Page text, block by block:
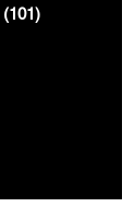
(101)